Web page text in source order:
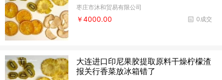
枣庄市沐和贸易有限公司
0成交
￥4000.00
大连进口印尼果胶提取原料干燥柠檬渣
报关行香菜放冰箱错了